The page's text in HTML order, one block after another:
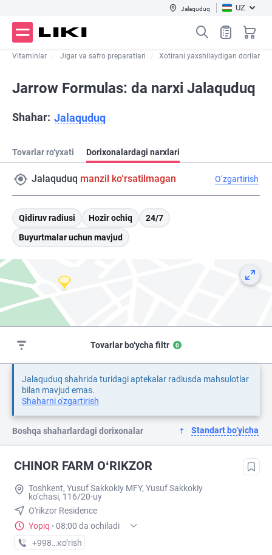
Jalaquduq UZ
Vitaminlar Jigar va safro preparatlari Xotirani yaxshilaydigan dorilar
Jarrow Formulas: da narxi Jalaquduq
Shahar: Jalaquduq
Tovarlar ro‘yxati Dorixonalardagi narxlari
Jalaquduq manzil ko‘rsatilmagan O‘zgartirish
Qidiruv radiusi Hozir ochiq
24/7
Buyurtmalar uchun mavjud
Tovarlar bo‘ycha filtr 0
Jalaquduq shahrida turidagi aptekalar radiusda mahsulotlar
bilan mavjud emas.
Shaharni o'zgartirish
Boshqa shaharlardagi dorixonalar Standart bo‘yicha
CHINOR FARM OʻRIKZOR
Toshkent, Yusuf Sakkokiy MFY, Yusuf Sakkokiy
ko‘chasi, 116/20-uy
O'rikzor Residence
Yopiq · 08:00 da ochiladi
+998 (77) XXX-XX-XX
кo’rish